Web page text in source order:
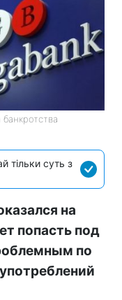
тільки суть з
на
попасть под
по